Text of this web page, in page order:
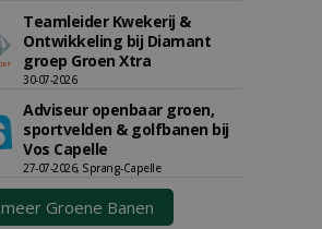
Teamleider Kwekerij &
Ontwikkeling bij Diamant
groep Groen Xtra
30-07-2026
Adviseur openbaar groen,
sportvelden & golfbanen bij
Vos Capelle
27-07-2026, Sprang-Capelle
meer Groene Banen